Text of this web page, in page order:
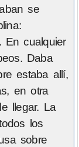
se
En cualquier
Daba
estaba allí,
en otra
llegar. La
los
sobre